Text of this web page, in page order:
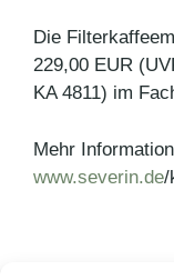
Die
229,00 EUR
KA 4811) im
Mehr
www.severin.de/